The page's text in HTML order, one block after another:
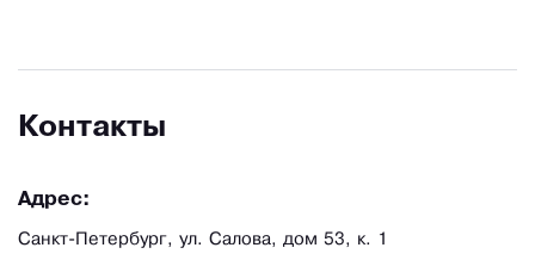
Контакты
Адрес:
Санкт-Петербург, ул. Салова, дом 53, к. 1